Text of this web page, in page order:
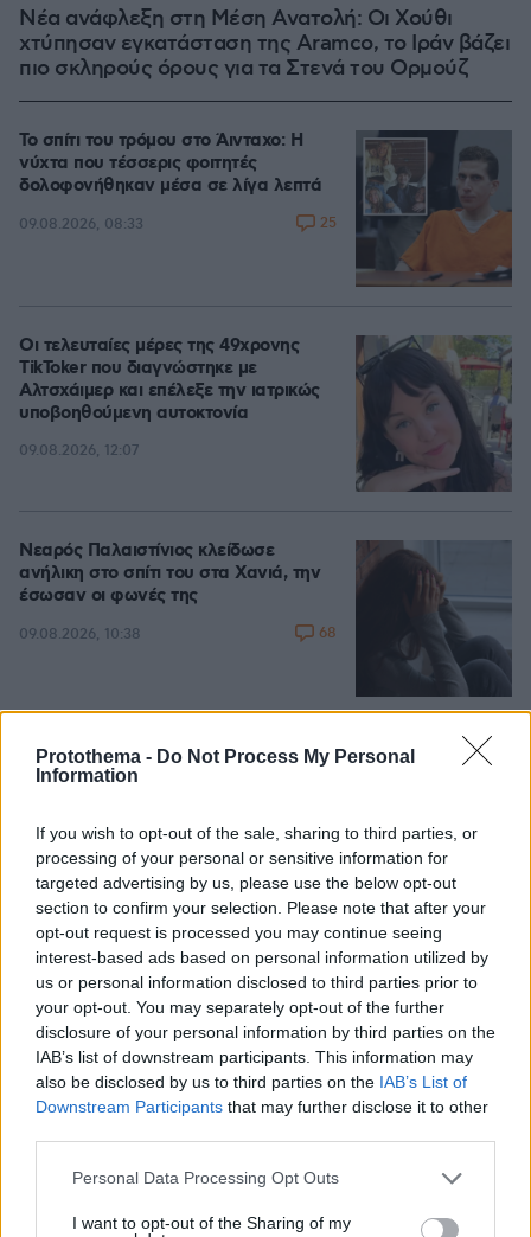
Protothema - Do Not Process My Personal
Information
If you wish to opt-out of the sale, sharing to third parties, or
processing of your personal or sensitive information for
targeted advertising by us, please use the below opt-out
section to confirm your selection. Please note that after your
opt-out request is processed you may continue seeing
interest-based ads based on personal information utilized by
us or personal information disclosed to third parties prior to
your opt-out. You may separately opt-out of the further
disclosure of your personal information by third parties on the
IAB’s list of downstream participants. This information may
also be disclosed by us to third parties on the IAB’s List of
Downstream Participants that may further disclose it to other
Please note that this website/app uses one or more Google
not limited to your visit or usage behaviour. You may click to
Personal Data Processing Opt Outs
I want to opt-out of the Sharing of my
Νέα ανάφλεξη στη Μέση Ανατολή: Οι Χούθι
χτύπησαν εγκατάσταση της Aramco, το Ιράν βάζει
πιο σκληρούς όρους για τα Στενά του Ορμούζ
Το σπίτι του τρόμου στο Άινταχο: Η
νύχτα που τέσσερις φοιτητές
δολοφονήθηκαν μέσα σε λίγα λεπτά
09.08.2026, 08:33 25
Οι τελευταίες μέρες της 49χρονης
TikToker που διαγνώστηκε με
Αλτσχάιμερ και επέλεξε την ιατρικώς
υποβοηθούμενη αυτοκτονία
09.08.2026, 12:07
Νεαρός Παλαιστίνιος κλείδωσε
ανήλικη στο σπίτι του στα Χανιά, την
έσωσαν οι φωνές της
09.08.2026, 10:38 68
Βασιλική κηδεία προβλέπεται για τον
πρίγκιπα Άντριου όταν πεθάνει παρά
για το «μυστικό σχέδιο»
09.08.2026, 08:01 16
Η Βαλέρια Χοψονίδου βάφτισε τον γιο
της στη Βουλιαγμένη, δείτε
φωτογραφίες
09.08.2026, 09:44 7
Άλογα χορεύουν πάνω σε σπασμένα
μπουκάλια στη Λέσβο - A Promise to
Animals: «Όταν η κριτική σε ένα έθιμο